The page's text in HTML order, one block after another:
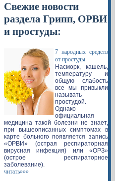
Свежие новости
раздела Грипп, ОРВИ
и простуды:
7 народных средств
от простуды
Насморк, кашель,
температуру и
общую слабость
все мы привыкли
называть
простудой.
Однако
официальная
медицина такой болезни не знает,
при вышеописанных симптомах в
карте больного появляется запись
«ОРВИ» (острая респираторная
вирусная инфекция) или «ОРЗ»
(острое респираторное
заболевание).
читать»»»